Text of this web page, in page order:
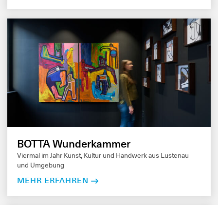
BOTTA Wunderkammer
Viermal im Jahr Kunst, Kultur und Handwerk aus Lustenau
und Umgebung
MEHR ERFAHREN